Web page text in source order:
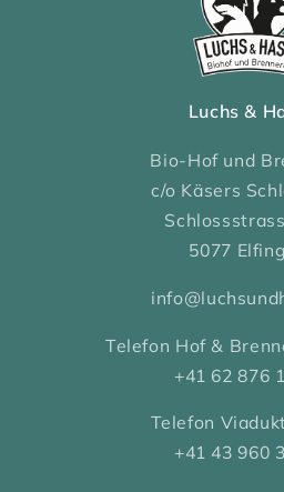
Luchs &
Bio-Hof und
c/o Käsers
5077
Telefon Hof &
+41 62 876
Telefon
+41 43 960